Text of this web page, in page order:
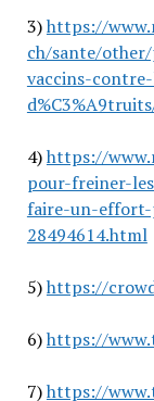
3)https://
ch/sante/
vaccins-
4)https://
pour-freiner-
faire-un-
28494614.html
5)https://
6)https://
7)https://